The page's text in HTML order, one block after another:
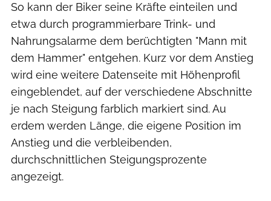
So kann der Biker seine Kräfte einteilen und
etwa durch programmierbare Trink- und
Nahrungsalarme dem berüchtigten "Mann mit
dem Hammer" entgehen. Kurz vor dem Anstieg
wird eine weitere Datenseite mit Höhenprofil
eingeblendet, auf der verschiedene Abschnitte
je nach Steigung farblich markiert sind. Au
erdem werden Länge, die eigene Position im
Anstieg und die verbleibenden,
durchschnittlichen Steigungsprozente
angezeigt.